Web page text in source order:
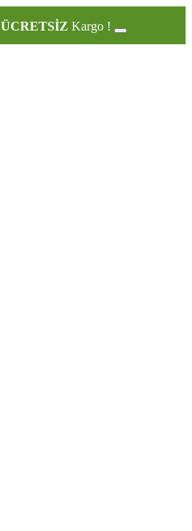
ÜCRETSİZ Kargo !